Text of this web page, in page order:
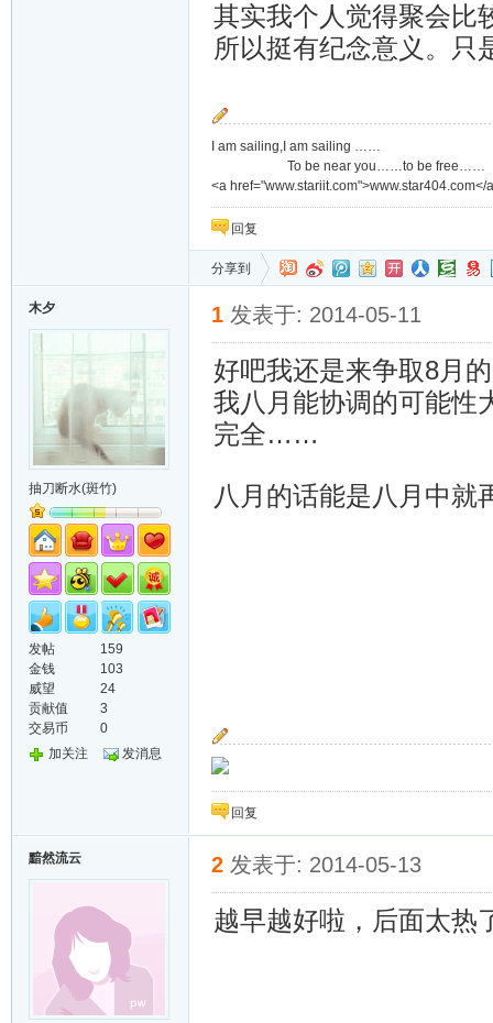
其实我个人觉得聚会比
所以挺有纪念意义。只
I am sailing,I am sailing ……
To be near you……to be free……
<a href="www.stariit.com">www.star404.com</
回复
分享到
木夕
抽刀断水(斑竹)
发帖
159
金钱
103
威望
24
贡献值
3
交易币
0
加关注
发消息
1 发表于: 2014-05-11
好吧我还是来争取8月
我八月能协调的可能
完全……
八月的话能是八月中就
回复
黯然流云 2 发表于: 2014-05-13
越早越好啦，后面太热